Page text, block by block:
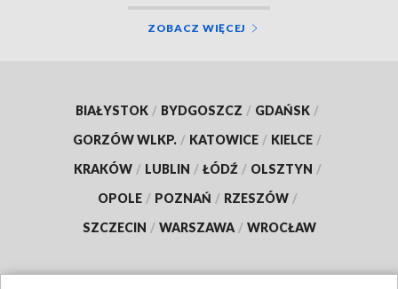
ZOBACZ WIĘCEJ
BIAŁYSTOK / BYDGOSZCZ / GDAŃSK /
GORZÓW WLKP. / KATOWICE / KIELCE /
KRAKÓW / LUBLIN / ŁÓDŹ / OLSZTYN /
OPOLE / POZNAŃ / RZESZÓW /
SZCZECIN / WARSZAWA / WROCŁAW